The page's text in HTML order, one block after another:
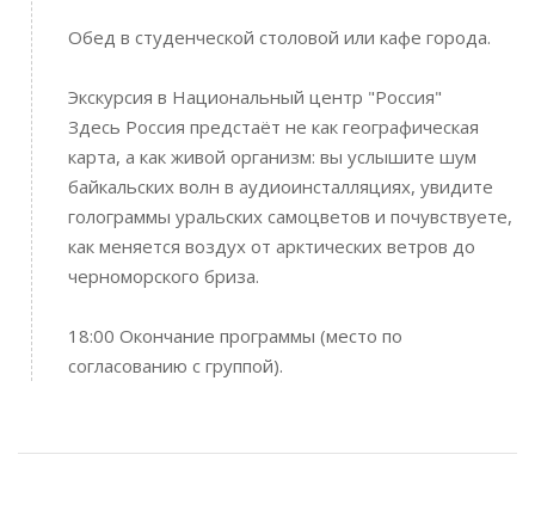
Обед в студенческой столовой или кафе города.
Экскурсия в Национальный центр "Россия"
Здесь Россия предстаёт не как географическая
карта, а как живой организм: вы услышите шум
байкальских волн в аудиоинсталляциях, увидите
голограммы уральских самоцветов и почувствуете,
как меняется воздух от арктических ветров до
черноморского бриза.
18:00 Окончание программы (место по
согласованию с группой).